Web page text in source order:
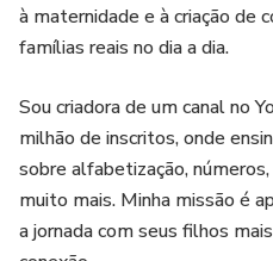
à maternidade e à criação de
famílias reais no dia a dia.
Sou criadora de um canal no
milhão de inscritos, onde
sobre alfabetização,
muito mais. Minha missão é
a jornada com seus filhos